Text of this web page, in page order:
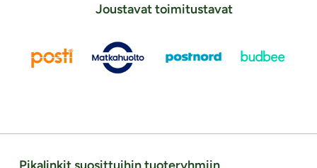
Joustavat toimitustavat
Pikalinkit suosittuihin tuoteryhmiin